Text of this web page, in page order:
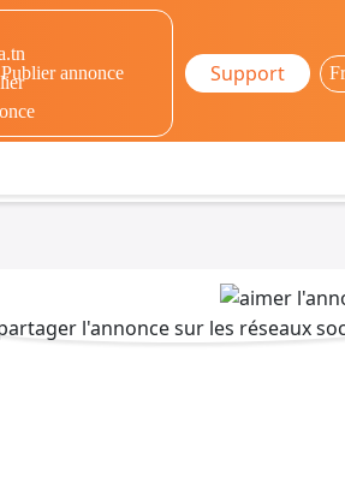
Publier annonce Support